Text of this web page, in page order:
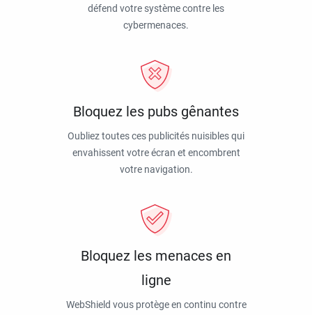
défend votre système contre les
cybermenaces.
Bloquez les pubs gênantes
Oubliez toutes ces publicités nuisibles qui
envahissent votre écran et encombrent
votre navigation.
Bloquez les menaces en
ligne
WebShield vous protège en continu contre